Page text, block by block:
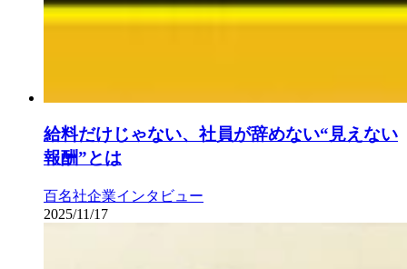
給料だけじゃない、社員が辞めない“見えない
報酬”とは
百名社企業インタビュー
2025/11/17